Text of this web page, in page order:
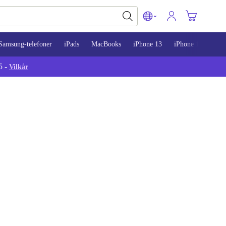
telefoner iPads MacBooks iPhone 13 iPhone 14
- Vilkår